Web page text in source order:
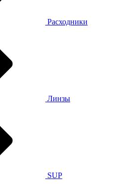
Расходники
Линзы
SUP